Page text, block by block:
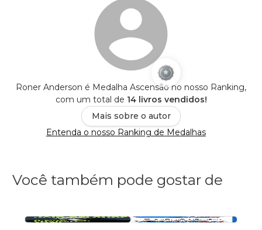
Roner Anderson é Medalha Ascensão no nosso Ranking,
com um total de 14 livros vendidos!
Mais sobre o autor
Entenda o nosso Ranking de Medalhas
Você também pode gostar de